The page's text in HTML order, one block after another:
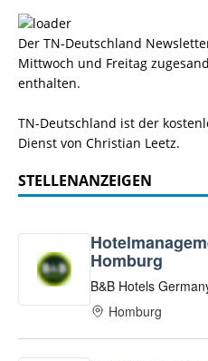
Der TN-Deutschland
Mittwoch und Freitag
enthalten.
TN-Deutschland ist der
Dienst von Christian Leetz.
STELLENANZEIGEN